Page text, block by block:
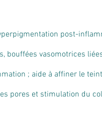
post-
bouffées vasomotrices
; aide à affiner le
pores et stimulation du